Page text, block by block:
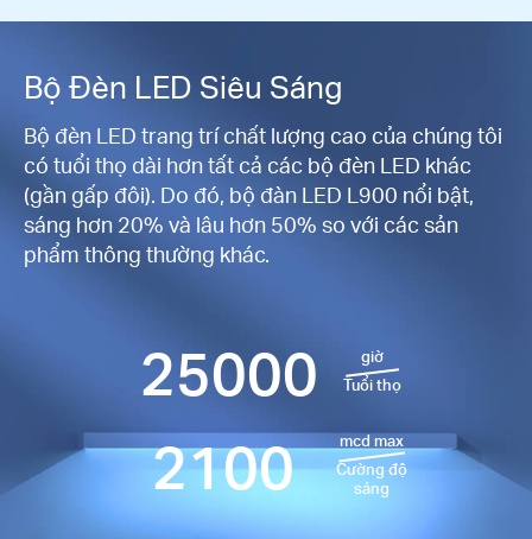
Bộ Đèn LED Siêu Sáng
Bộ đèn LED trang trí chất lượng cao của chúng tôi
có tuổi thọ dài hơn tất cả các bộ đèn LED khác
(gần gấp đôi). Do đó, bộ đàn LED L900 nổi bật,
sáng hơn 20% và lâu hơn 50% so với các sản
phẩm thông thường khác.
25000
giờ
Tuổi thọ
2100
mcd max
Cường độ
sáng